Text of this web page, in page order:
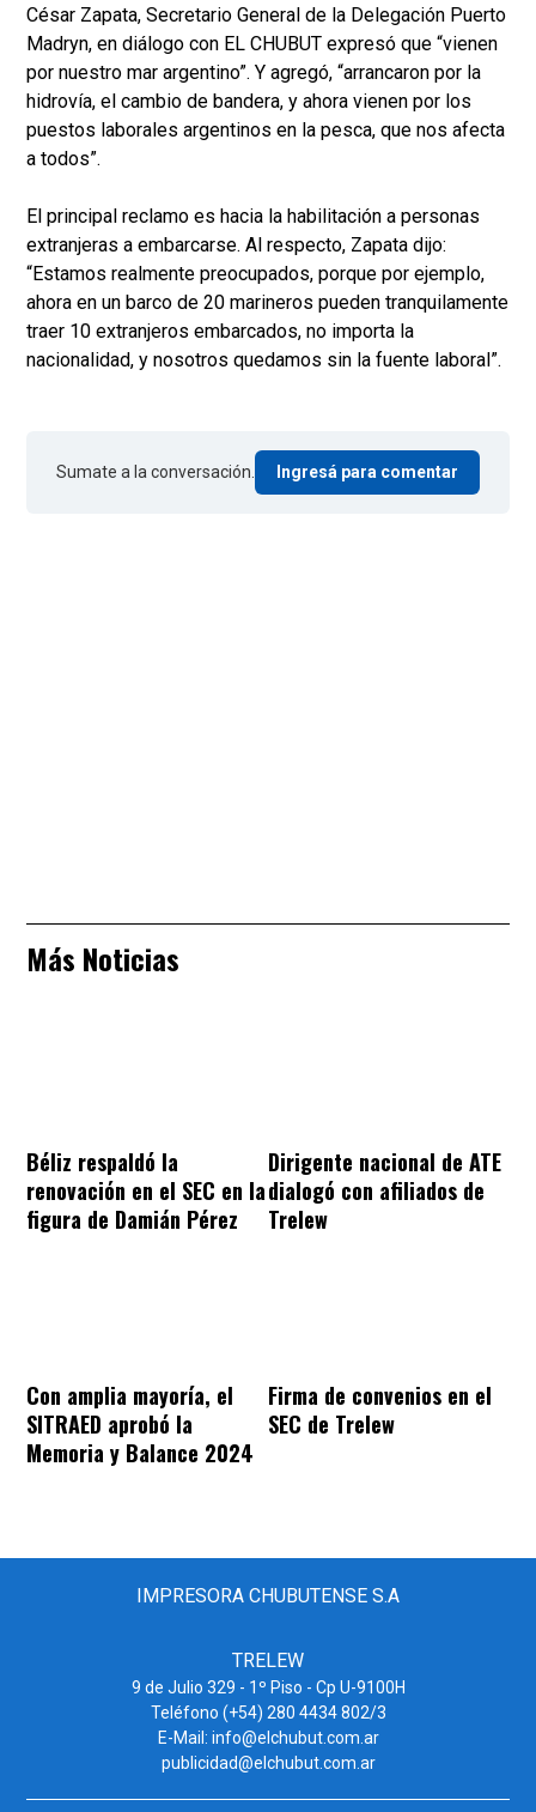
César Zapata, Secretario General de la Delegación Puerto
Madryn, en diálogo con EL CHUBUT expresó que “vienen
por nuestro mar argentino”. Y agregó, “arrancaron por la
hidrovía, el cambio de bandera, y ahora vienen por los
puestos laborales argentinos en la pesca, que nos afecta
a todos”.
El principal reclamo es hacia la habilitación a personas
extranjeras a embarcarse. Al respecto, Zapata dijo:
“Estamos realmente preocupados, porque por ejemplo,
ahora en un barco de 20 marineros pueden tranquilamente
traer 10 extranjeros embarcados, no importa la
nacionalidad, y nosotros quedamos sin la fuente laboral”.
Sumate a la conversación. Ingresá para comentar
Más Noticias
Béliz respaldó la
renovación en el SEC en la
figura de Damián Pérez
Dirigente nacional de ATE
dialogó con afiliados de
Trelew
Con amplia mayoría, el
SITRAED aprobó la
Memoria y Balance 2024
Firma de convenios en el
SEC de Trelew
IMPRESORA CHUBUTENSE S.A
TRELEW
9 de Julio 329 - 1º Piso - Cp U-9100H
Teléfono (+54) 280 4434 802/3
E-Mail: info@elchubut.com.ar
publicidad@elchubut.com.ar